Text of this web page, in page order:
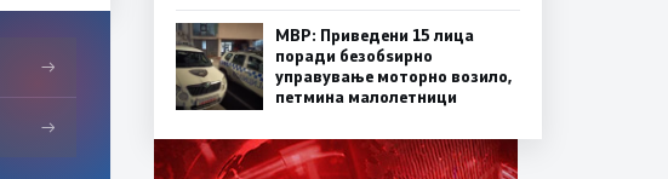
→
→
МВР: Приведени 15 лица
поради безобѕирно
управување моторно возило,
петмина малолетници